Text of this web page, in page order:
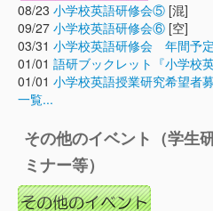
08/23 小学校英語研修会⑤ [混]
09/27 小学校英語研修会⑥ [空]
03/31 小学校英語研修会 年間予
01/01 語研ブックレット『小学校
01/01 小学校英語授業研究希望者
一覧...
その他のイベント（学生
ミナー等）